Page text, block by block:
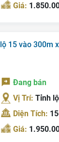
Giá:
15 vào 300m
Đang bán
Vị Trí:Tỉnh
Diện Tích:
Giá: